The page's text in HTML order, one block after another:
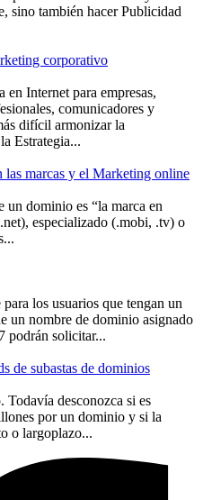
sino también hacer Publicidad
corporativo
Internet para empresas,
comunicadores y
difícil armonizar la
Estrategia...
marcas y el Marketing online
un dominio es “la marca en
especializado (.mobi, .tv) o
los usuarios que tengan un
un nombre de dominio asignado
podrán solicitar...
de subastas de dominios
Todavía desconozca si es
por un dominio y si la
o largoplazo...